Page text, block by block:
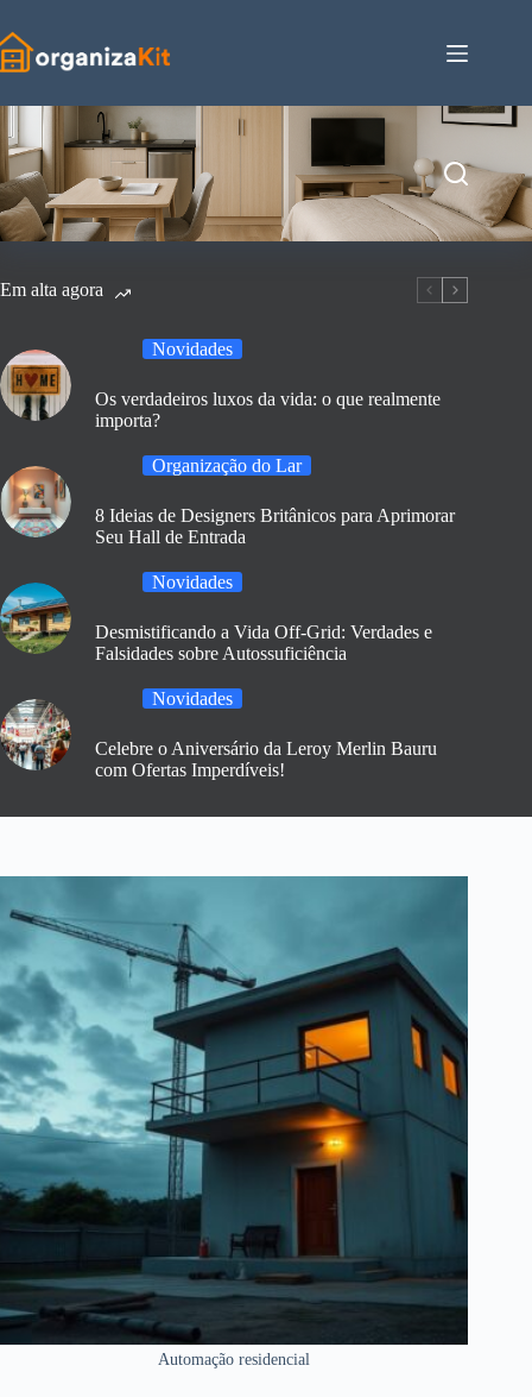
para
o
conteúdo
Em alta agora
Novidades
Os verdadeiros luxos da vida: o que realmente
importa?
Organização do Lar
8 Ideias de Designers Britânicos para Aprimorar
Seu Hall de Entrada
Novidades
Desmistificando a Vida Off-Grid: Verdades e
Falsidades sobre Autossuficiência
Novidades
Celebre o Aniversário da Leroy Merlin Bauru
com Ofertas Imperdíveis!
Automação residencial